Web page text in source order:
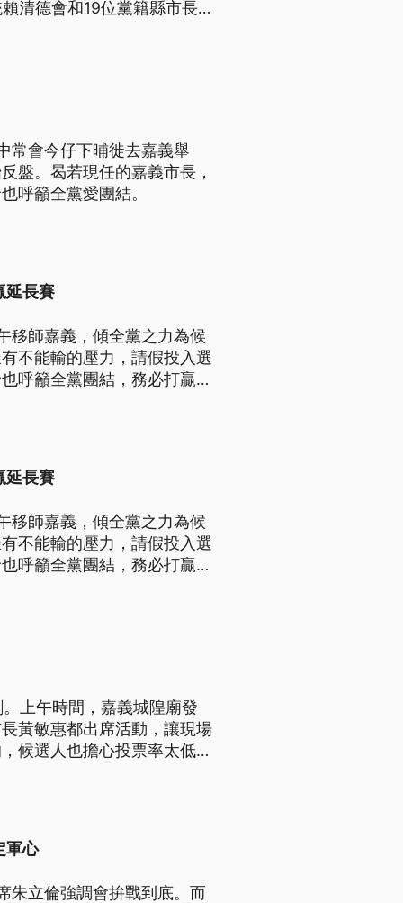
清德會和19位黨籍縣市長
常會今仔下晡徙去嘉義舉
盤。曷若現任的嘉義市長，
呼籲全黨愛團結。
延長賽
移師嘉義，傾全黨之力為候
不能輸的壓力，請假投入選
呼籲全黨團結，務必打贏接
延長賽
移師嘉義，傾全黨之力為候
不能輸的壓力，請假投入選
呼籲全黨團結，務必打贏接
上午時間，嘉義城隍廟發
黃敏惠都出席活動，讓現場
候選人也擔心投票率太低，
軍心
朱立倫強調會拚戰到底。而